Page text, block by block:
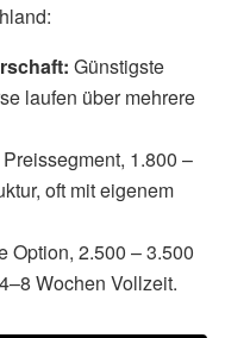
Günstigste
laufen über mehrere
1.800 –
oft mit eigenem
Option, 2.500 – 3.500
Wochen Vollzeit.